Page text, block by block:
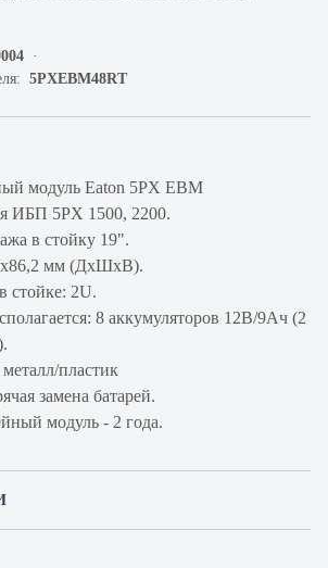
5PXEBM48RT
модуль Eaton 5PX EBM
ИБП 5PX 1500, 2200.
в стойку 19".
мм (ДхШхВ).
стойке: 2U.
8 аккумуляторов 12В/9Ач (2
пластик
замена батарей.
модуль - 2 года.